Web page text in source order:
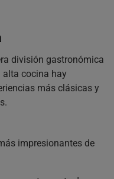
división gastronómica
alta cocina hay
más clásicas y
impresionantes de